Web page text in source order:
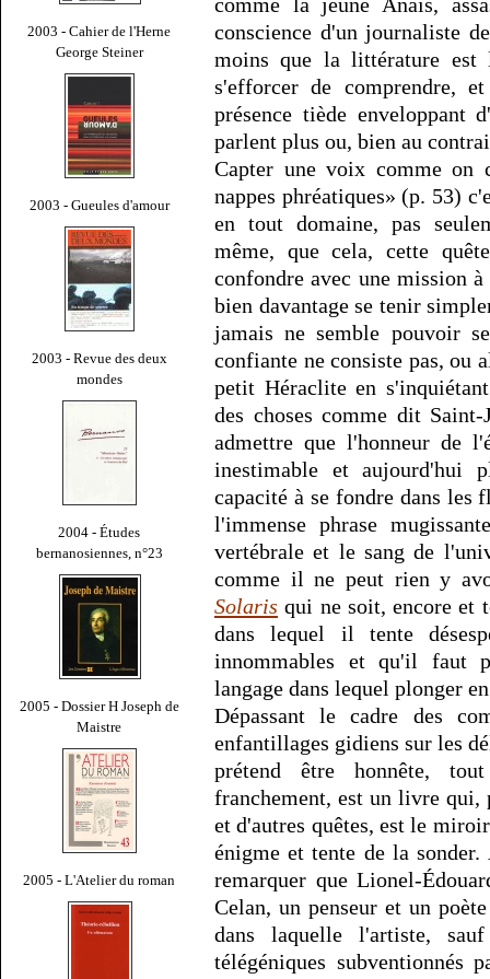
2003 - Cahier de l'Herne
George Steiner
2003 - Gueules d'amour
2003 - Revue des deux
mondes
2004 - Études
bernanosiennes, n°23
2005 - Dossier H Joseph de
Maistre
2005 - L'Atelier du roman
conscience d'un journaliste
moins que la littérature est
s'efforcer de comprendre,
présence tiède enveloppant
parlent plus ou, bien au
Capter une voix comme on
nappes phréatiques» (p. 53)
en tout domaine, pas
même, que cela, cette
confondre avec une mission
bien davantage se tenir
jamais ne semble pouvoir
confiante ne consiste pas, ou
petit Héraclite en
des choses comme dit
admettre que l'honneur de
inestimable et aujourd'hui
capacité à se fondre dans les
l'immense phrase
vertébrale et le sang de
comme il ne peut rien y
Solaris qui ne soit, encore et
dans lequel il tente
innommables et qu'il faut
langage dans lequel plonger
Dépassant le cadre des
enfantillages gidiens sur les
prétend être honnête,
franchement, est un livre
et d'autres quêtes, est le
énigme et tente de la
remarquer que Lionel-
Celan, un penseur et un
dans laquelle l'artiste,
télégéniques subventionnés